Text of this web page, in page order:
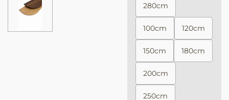
280cm
100cm 120cm
150cm 180cm
200cm
250cm